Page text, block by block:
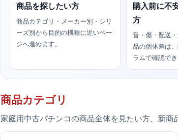
商品を探したい方
商品カテゴリ・メーカー別・シリ
ーズ別から目的の機種に近いペー
ジへ進めます。
購入前に不
方
音・傷・配送
品の個体差は
ラムで確認でき
商品カテゴリ
家庭用中古パチンコの商品全体を見たい方、新商